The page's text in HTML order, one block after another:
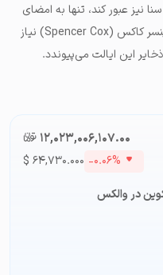
نیز عبور کند، تنها به امضای
کاکس
(Spencer Cox) نیاز
این ایالت می‌پیوندد.
۱۲,۰۲۳,۰۰۶,۱۰۷.۰۰تومان-ء
$ ۶۴,۷۳۰.۰۰۰ -۰.۰۶%
در والکس